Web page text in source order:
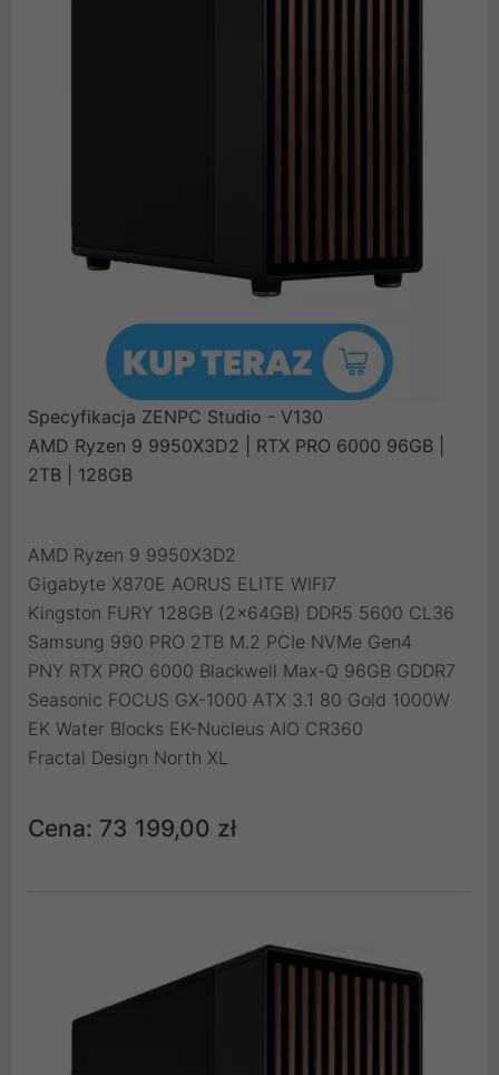
Specyfikacja ZENPC Studio - V130
AMD Ryzen 9 9950X3D2 | RTX PRO 6000 96GB |
2TB | 128GB
AMD Ryzen 9 9950X3D2
Gigabyte X870E AORUS ELITE WIFI7
Kingston FURY 128GB (2x64GB) DDR5 5600 CL36
Samsung 990 PRO 2TB M.2 PCIe NVMe Gen4
PNY RTX PRO 6000 Blackwell Max-Q 96GB GDDR7
Seasonic FOCUS GX-1000 ATX 3.1 80 Gold 1000W
EK Water Blocks EK-Nucleus AIO CR360
Fractal Design North XL
Cena: 73 199,00 zł